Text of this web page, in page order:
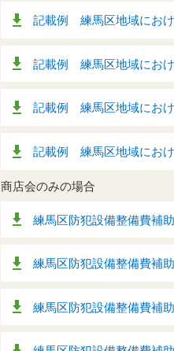
記載例 練馬区地域におけ
記載例 練馬区地域におけ
記載例 練馬区地域におけ
記載例 練馬区地域におけ
商店会のみの場合
練馬区防犯設備整備費補
練馬区防犯設備整備費補
練馬区防犯設備整備費補